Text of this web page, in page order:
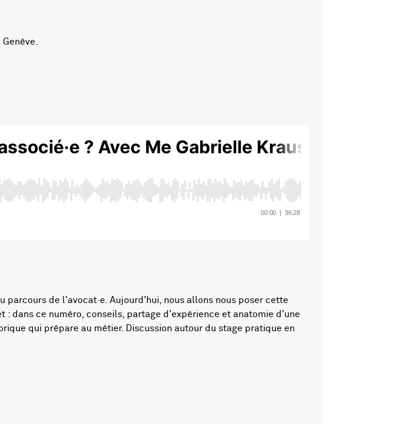
parcours de l'avocat·e. Aujourd'hui, nous allons nous poser cette
: dans ce numéro, conseils, partage d'expérience et anatomie d'une
qui prépare au métier. Discussion autour du stage pratique en